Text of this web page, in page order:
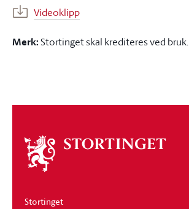
Videoklipp
Merk:Stortinget skal krediteres ved bruk.
Om
stortinget
Stortinget